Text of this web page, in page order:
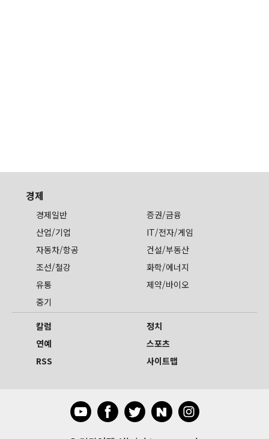
경제
경제일반
증권/금융
산업/기업
IT/전자/게임
자동차/항공
건설/부동산
조선/철강
화학/에너지
유통
제약/바이오
중기
칼럼
정치
연예
스포츠
RSS
사이트맵